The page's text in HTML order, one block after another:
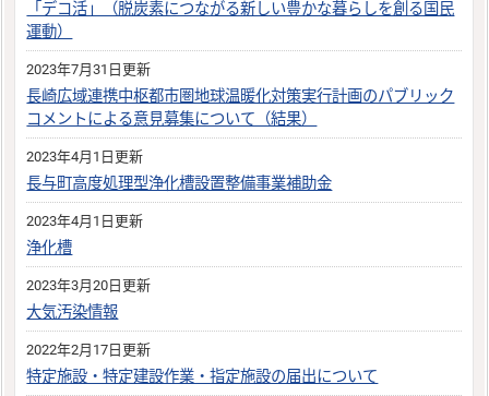
「デコ活」（脱炭素につながる新しい豊かな暮らしを創る国民
運動）
2023年7月31日更新
長崎広域連携中枢都市圏地球温暖化対策実行計画のパブリック
コメントによる意見募集について（結果）
2023年4月1日更新
長与町高度処理型浄化槽設置整備事業補助金
2023年4月1日更新
浄化槽
2023年3月20日更新
大気汚染情報
2022年2月17日更新
特定施設・特定建設作業・指定施設の届出について